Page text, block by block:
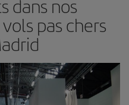
dans nos
pas chers